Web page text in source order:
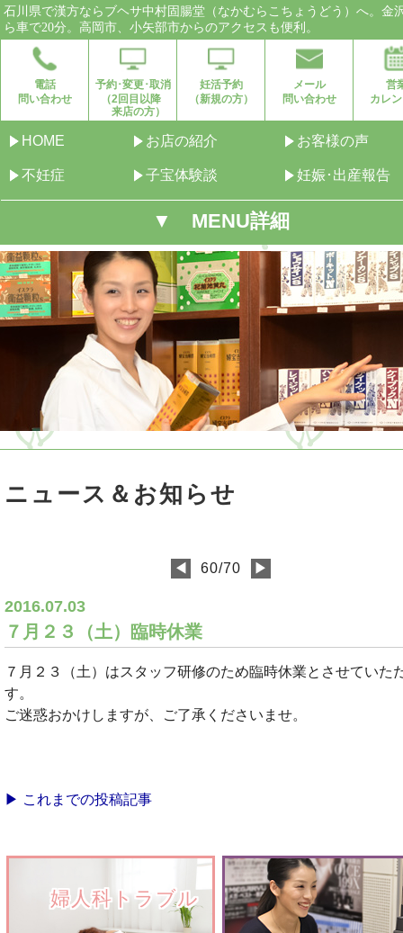
石川県で漢方ならブヘサ中村固腸堂（なかむらこちょうどう）へ。金
ら車で20分。高岡市、小矢部市からのアクセスも便利。
電話
問い合わせ
予約･変更･取消
（2回目以降
来店の方）
妊活予約
（新規の方）
メール
問い合わせ
営
カレ
HOME お店の紹介 お客様の声
不妊症 子宝体験談 妊娠･出産報告
▼ MENU詳細
ニュース＆お知らせ
◀ 60/70 ▶
2016.07.03
７月２３（土）臨時休業
７月２３（土）はスタッフ研修のため臨時休業とさせていた
す。
ご迷惑おかけしますが、ご了承くださいませ。
▶ これまでの投稿記事
婦人科トラブル